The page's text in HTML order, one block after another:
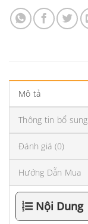
Mô tả
Thông tin bổ sung
Đánh giá (0)
Hướng Dẫn Mua
Nội Dung